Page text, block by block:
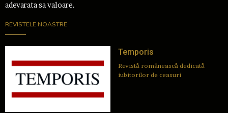
adevarata sa valoare.
REVISTELE NOASTRE
Temporis
Revistă românească dedicată
iubitorilor de ceasuri